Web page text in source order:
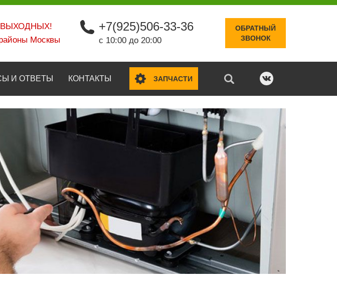
ВЫХОДНЫХ!
Москвы
+7(925)506-33-36
с 10:00 до 20:00
ОБРАТНЫЙ
ЗВОНОК
И ОТВЕТЫ КОНТАКТЫ ЗАПЧАСТИ